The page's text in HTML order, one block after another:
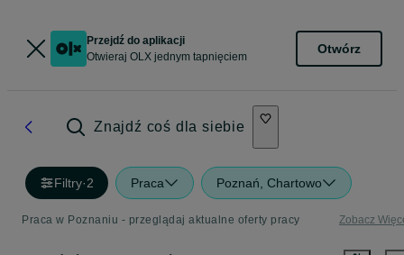
Przejdź do aplikacji
Otwieraj OLX jednym tapnięciem
Otwórz
Znajdź coś dla siebie
Filtry·2 Praca Poznań, Chartowo
Praca w Poznaniu - przeglądaj aktualne oferty pracy Zobacz